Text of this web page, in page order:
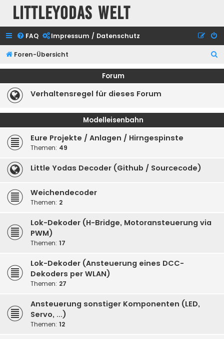
Littleyodas Welt
FAQ Impressum / Datenschutz
Foren-Übersicht
u
Forum
Verhaltensregel für dieses Forum
Modelleisenbahn
Eure Projekte / Anlagen / Hirngespinste
Themen: 49
Little Yodas Decoder (Github / Sourcecode)
Weichendecoder
Themen: 2
Lok-Dekoder (H-Bridge, Motoransteuerung via
PWM)
Themen: 17
Lok-Dekoder (Ansteuerung eines DCC-
Dekoders per WLAN)
Themen: 27
Ansteuerung sonstiger Komponenten (LED,
Servo, ...)
Themen: 12